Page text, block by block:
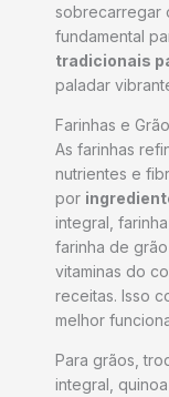
sobrecarregar
fundamental
tradicionais
paladar
Farinhas e
As farinhas
nutrientes e
por
integral,
farinha de
vitaminas do
receitas. Isso
melhor
Para grãos,
integral,